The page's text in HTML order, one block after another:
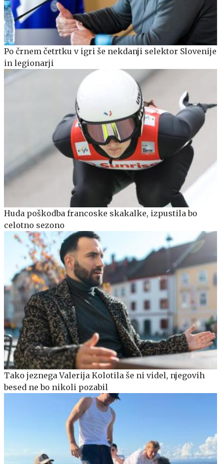
Po črnem četrtku v igri še nekdanji selektor Slovenije
in legionarji
Huda poškodba francoske skakalke, izpustila bo
celotno sezono
Tako jeznega Valerija Kolotila še ni videl, njegovih
besed ne bo nikoli pozabil